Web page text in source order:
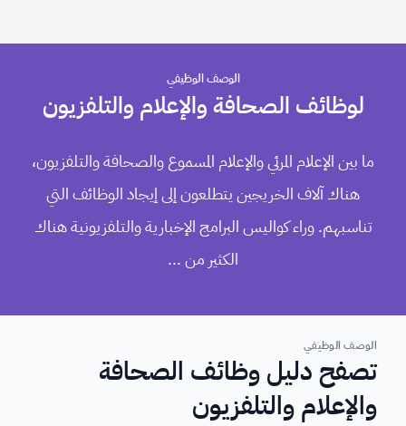
الوصف الوظيفي
لوظائف الصحافة والإعلام والتلفزيون
ما بين الإعلام المرئي والإعلام المسموع والصحافة والتلفزيون،
هناك آلاف الخريجين يتطلعون إلى إيجاد الوظائف التي
تناسبهم. وراء كواليس البرامج الإخبارية والتلفزيونية هناك
الكثير من ...
الوصف الوظيفي
تصفح دليل وظائف الصحافة
والإعلام والتلفزيون